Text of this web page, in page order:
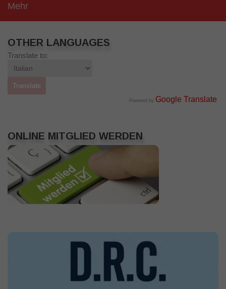
Mehr
OTHER LANGUAGES
Translate to:
Powered by Google Translate
ONLINE MITGLIED WERDEN